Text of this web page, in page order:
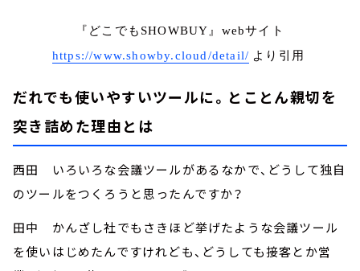
『どこでもSHOWBUY』webサイト
https://www.showby.cloud/detail/ より引用
だれでも使いやすいツールに。とことん親切を
突き詰めた理由とは
西田 いろいろな会議ツールがあるなかで、どうして独自
のツールをつくろうと思ったんですか？
田中 かんざし社でもさきほど挙げたような会議ツール
を使いはじめたんですけれども、どうしても接客とか営